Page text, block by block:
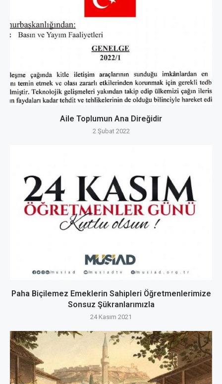
Aile Toplumun Ana Direğidir
2 Şubat 2022
Paha Biçilemez Emeklerin Sahipleri Öğretmenlerimize
Sonsuz Şükranlarımızla
24 Kasım 2021